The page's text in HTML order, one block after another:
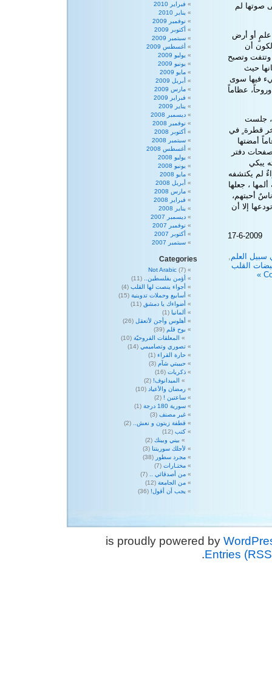
صوتها لم
علمٍ أو أرض
أن
وتتفت وتصبح
حيث
فيها سوى
عظاماً
جلست
قطرة ٍ في
أمضتها
دفتر
يبكي
لم يكتشفه
، جعلها
أحبتهم،
إلا أن
17-6-2009
سبيل العلم,
القلب
فبراير 2010
يناير 2010
نوفمبر 2009
أكتوبر 2009
سبتمبر 2009
أغسطس 2009
يوليو 2009
يونيو 2009
مايو 2009
أبريل 2009
مارس 2009
فبراير 2009
يناير 2009
ديسمبر 2008
نوفمبر 2008
أكتوبر 2008
سبتمبر 2008
أغسطس 2008
يوليو 2008
يونيو 2008
مايو 2008
أبريل 2008
مارس 2008
فبراير 2008
يناير 2008
ديسمبر 2007
نوفمبر 2007
أكتوبر 2007
سبتمبر 2007
Categories
Not Arabic (7)
أؤمن بفلسطين..
(11)
أجواء ينصت لها القلب (4)
أسابيع وحملات تدوينية (15)
أضواءك يا دمشق (11)
ألمانيا (1)
أهلوس وأجن لأتعقل (26)
بوح قلم (39)
المعلقات الفروحيّة (10)
تصوري وتصاميمي (14)
حارة القراء (1)
حبيبتي شآم (3)
ذكريات (16)
الميدانوف! (2)
رمضان والأعياد (10)
ساعتين ! (2)
سورية 180 درجة
(1)
غير مصنف (3)
قطفة زيتون و نعش..
(2)
كتب (12)
بيني وبينك (2)
لأجلك سوريتنا (3)
مجرد سطور (38)
مختـارات (7)
من أصدقائي ..
(7)
من الجامعة (12)
يجب أن أقول! (36)
Entries
.